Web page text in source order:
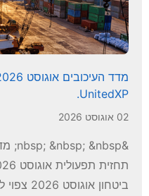
UnitedXP.
02 אוגוסט 2026
ביטחון